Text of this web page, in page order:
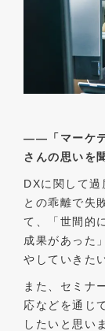
――「マーケテ
さんの思いを
DXに関して
との乖離で失
て、「世間的
成果があった
やしていきた
また、セミナ
応などを通じ
したいと思い